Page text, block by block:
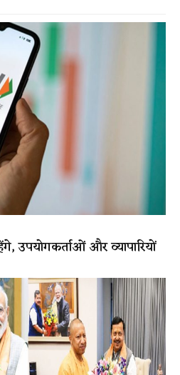
उपयोगकर्ताओं और व्यापारियों